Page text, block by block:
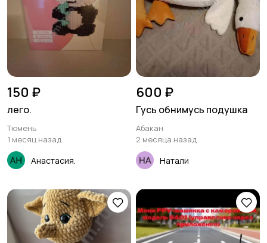
150 ₽
лего.
Тюмень
1 месяц назад
Анастасия.
600 ₽
Гусь обнимусь подушка
Абакан
2 месяца назад
Натали